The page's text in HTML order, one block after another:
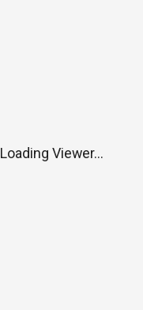
Loading Viewer...